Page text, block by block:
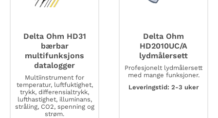
Delta Ohm HD31
bærbar
multifunksjons
datalogger
Multiinstrument for
temperatur, luftfuktighet,
trykk, differensialtrykk,
lufthastighet, illuminans,
stråling, CO2, spenning og
strøm.
Delta Ohm
HD2010UC/A
lydmålersett
Profesjonelt lydmålersett
med mange funksjoner.
Leveringstid: 2-3 uker